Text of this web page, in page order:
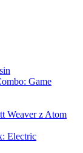
Game
Weaver z Atom
Electric